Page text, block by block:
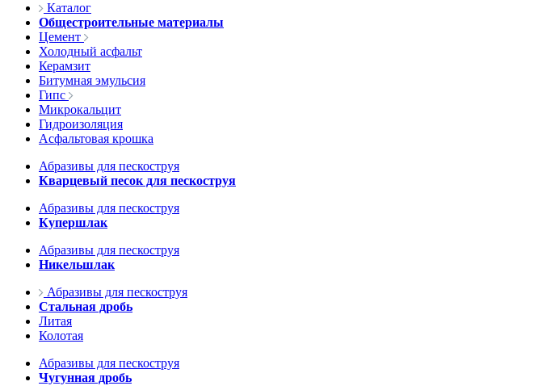
Каталог
Общестроительные материалы
Цемент
Холодный асфальт
Керамзит
Битумная эмульсия
Гипс
Микрокальцит
Гидроизоляция
Асфальтовая крошка
Абразивы для пескоструя
Кварцевый песок для пескоструя
Абразивы для пескоструя
Купершлак
Абразивы для пескоструя
Никельшлак
Абразивы для пескоструя
Стальная дробь
Литая
Колотая
Абразивы для пескоструя
Чугунная дробь